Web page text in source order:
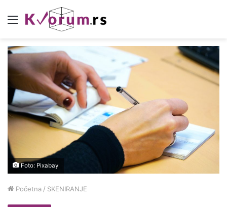
Meni
Foto: Pixabay
Početna / SKENIRANJE